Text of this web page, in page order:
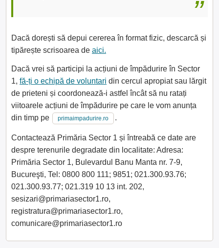
Dacă dorești să depui cererea în format fizic, descarcă și
tipărește scrisoarea de aici.
Dacă vrei să participi la acțiuni de împădurire în Sector
1, fă-ți o echipă de voluntari din cercul apropiat sau lărgit
de prieteni și coordonează-i astfel încât să nu ratați
viitoarele acțiuni de împădurire pe care le vom anunța
din timp pe
primaimpadurire.ro .
Contactează Primăria Sector 1 și întreabă ce date are
despre terenurile degradate din localitate: Adresa:
Primăria Sector 1, Bulevardul Banu Manta nr. 7-9,
Bucureşti, Tel: 0800 800 111; 9851; 021.300.93.76;
021.300.93.77; 021.319 10 13 int. 202,
sesizari@primariasector1.ro,
registratura@primariasector1.ro,
comunicare@primariasector1.ro